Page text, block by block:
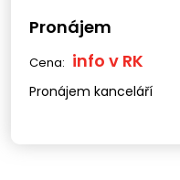
Pronájem
Cena: info v RK
Pronájem kanceláří